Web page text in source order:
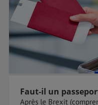
Faut-il un
Après le Brexit